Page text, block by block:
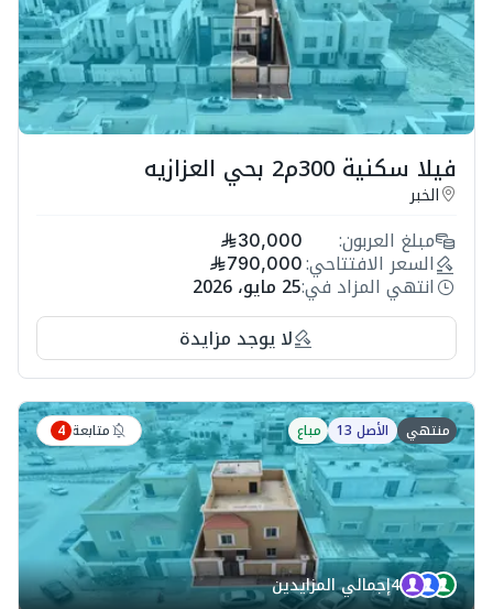
فيلا سكنية 300م2 بحي العزازيه
الخبر
مبلغ العربون: 30,000
السعر الافتتاحي: 790,000
انتهي المزاد في:25 مايو، 2026
لا يوجد مزايدة
منتهي الأصل 13 مباع متابعة 4
4إجمالي المزايدين